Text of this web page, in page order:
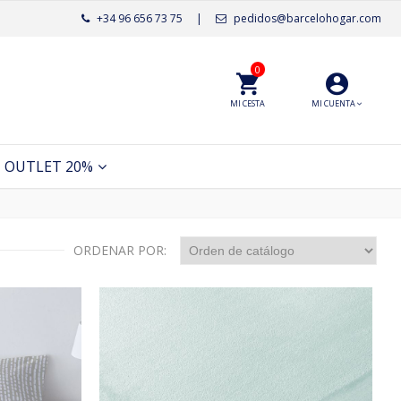
pedidos@barcelohogar.com
|
+34 96 656 73 75
MI CUENTA
MI CESTA
0
OUTLET 20%
ORDENAR POR: